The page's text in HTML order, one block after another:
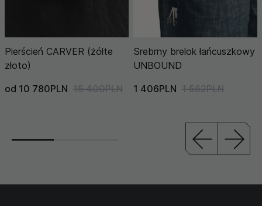
Pierścień CARVER (żółte
złoto)
od 10 780PLN 15 400PLN
Srebrny brelok łańcuszkowy
UNBOUND
1 406PLN 1 562PLN